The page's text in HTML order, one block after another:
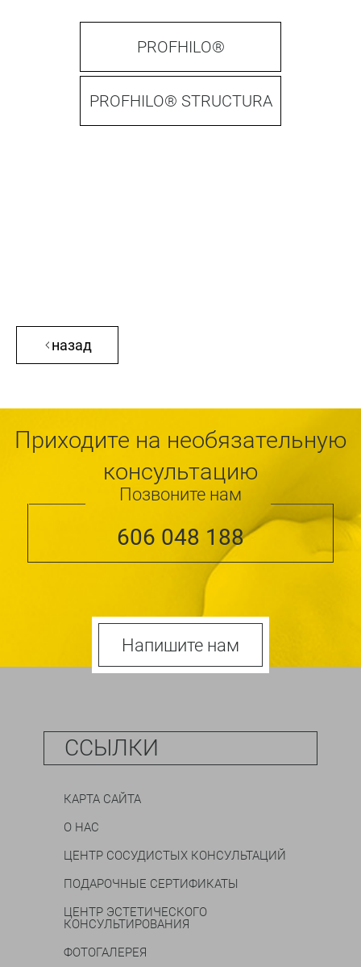
PROFHILO®
PROFHILO® STRUCTURA
назад
Приходите на необязательную
консультацию
Позвоните нам
606 048 188
Напишите нам
ССЫЛКИ
КАРТА САЙТА
О НАС
ЦЕНТР СОСУДИСТЫХ КОНСУЛЬТАЦИЙ
ПОДАРОЧНЫЕ СЕРТИФИКАТЫ
ЦЕНТР ЭСТЕТИЧЕСКОГО
КОНСУЛЬТИРОВАНИЯ
ФОТОГАЛЕРЕЯ